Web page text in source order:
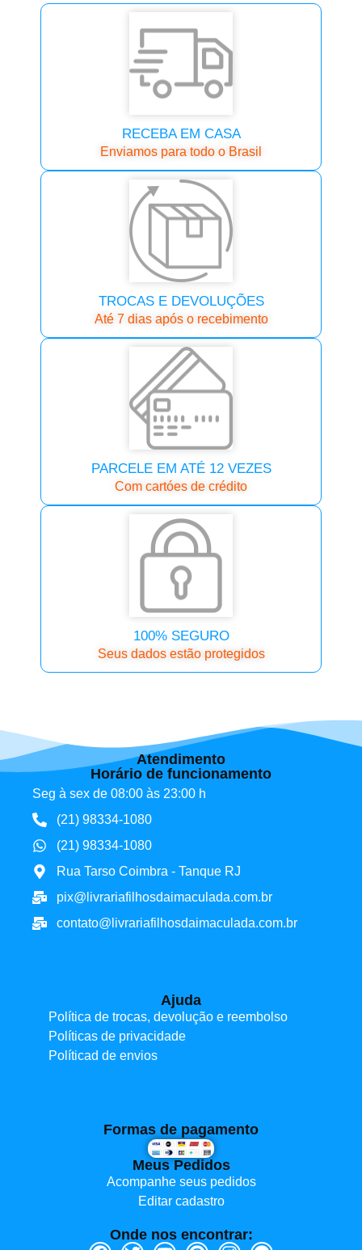
RECEBA EM CASA
Enviamos para todo o Brasil
TROCAS E DEVOLUÇÕES
Até 7 dias após o recebimento
PARCELE EM ATÉ 12 VEZES
Com cartóes de crédito
100% SEGURO
Seus dados estão protegidos
Atendimento
Horário de funcionamento
Seg à sex de 08:00 às 23:00 h
(21) 98334-1080
(21) 98334-1080
Rua Tarso Coimbra - Tanque RJ
pix@livrariafilhosdaimaculada.com.br
contato@livrariafilhosdaimaculada.com.br
Ajuda
Política de trocas, devolução e reembolso
Políticas de privacidade
Políticad de envios
Formas de pagamento
Meus Pedidos
Acompanhe seus pedidos
Editar cadastro
Onde nos encontrar: